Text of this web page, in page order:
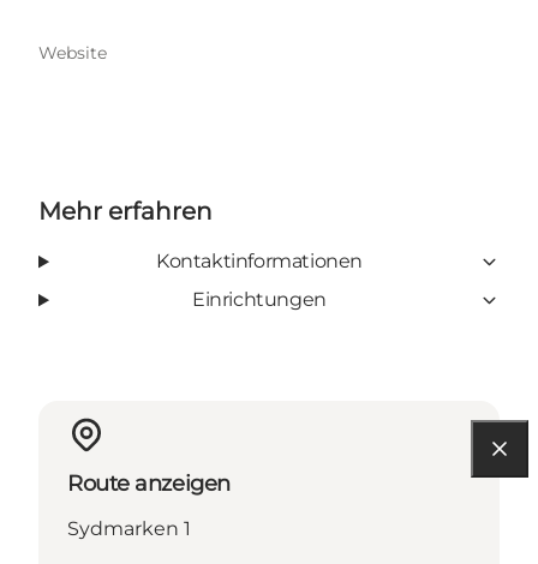
Website
Mehr erfahren
Kontaktinformationen
Einrichtungen
Route anzeigen
Sydmarken 1